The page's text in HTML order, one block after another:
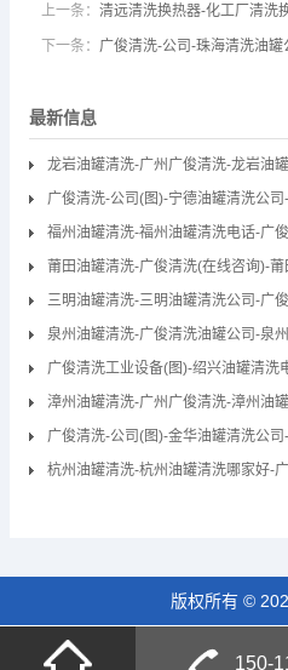
上一条： 清远清洗换热器-化工厂清洗
下一条： 广俊清洗-公司-珠海清洗油
最新信息
龙岩油罐清洗-广州广俊清洗-龙岩油
广俊清洗-公司(图)-宁德油罐清洗公
福州油罐清洗-福州油罐清洗电话-广
莆田油罐清洗-广俊清洗(在线咨询)-
三明油罐清洗-三明油罐清洗公司-广
泉州油罐清洗-广俊清洗油罐公司-泉
广俊清洗工业设备(图)-绍兴油罐清洗
漳州油罐清洗-广州广俊清洗-漳州油
广俊清洗-公司(图)-金华油罐清洗公
杭州油罐清洗-杭州油罐清洗哪家好-
版权所有 ©
150-